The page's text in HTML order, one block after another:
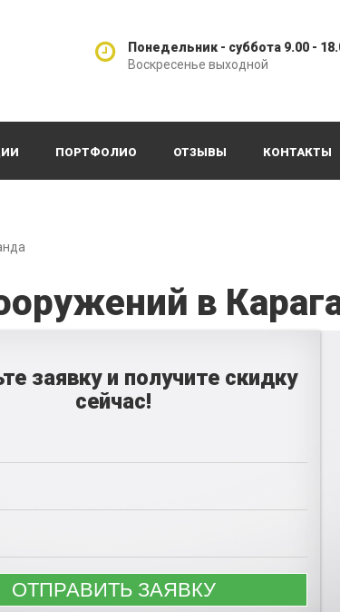
Понедельник - суббота 9.00 -
Воскресенье выходной
ПОРТФОЛИО ОТЗЫВЫ КОНТАКТЫ
в
заявку и получите скидку
сейчас!